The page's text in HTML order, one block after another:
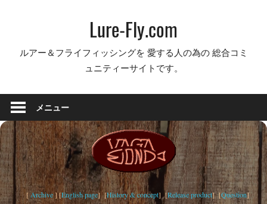
ッ
プ
Lure-Fly.com
ルアー＆フライフィッシングを 愛する人の為の 総合コミ
ュニティーサイトです。
メニュー
[Archive] [English page] [History & concept] [Release product] [Question]